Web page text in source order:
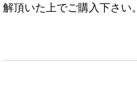
解頂いた上でご購入下さい。